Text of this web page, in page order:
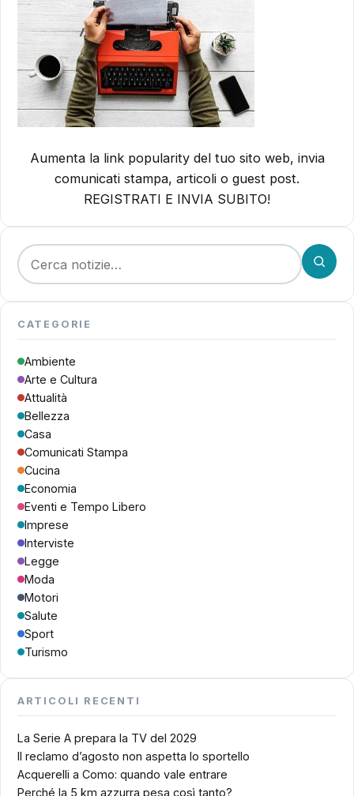
Aumenta la link popularity del tuo sito web, invia
comunicati stampa, articoli o guest post.
REGISTRATI E INVIA SUBITO!
Cerca:
CATEGORIE
Ambiente
Arte e Cultura
Attualità
Bellezza
Casa
Comunicati Stampa
Cucina
Economia
Eventi e Tempo Libero
Imprese
Interviste
Legge
Moda
Motori
Salute
Sport
Turismo
ARTICOLI RECENTI
La Serie A prepara la TV del 2029
Il reclamo d’agosto non aspetta lo sportello
Acquerelli a Como: quando vale entrare
Perché la 5 km azzurra pesa così tanto?